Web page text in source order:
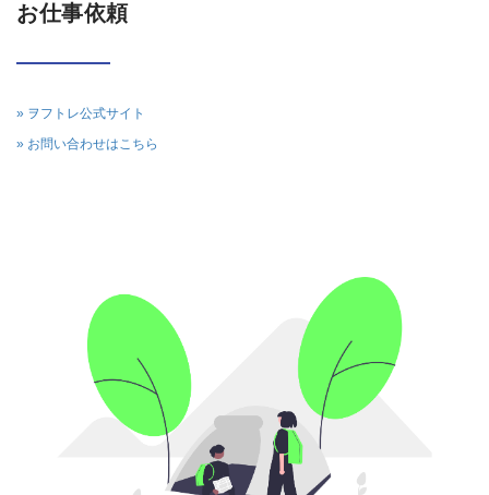
お仕事依頼
» ヲフトレ公式サイト
» お問い合わせはこちら